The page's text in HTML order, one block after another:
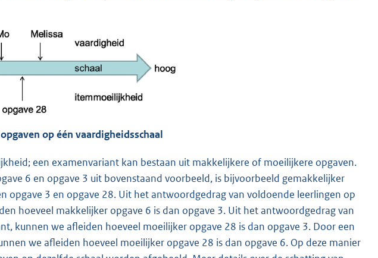
op één vaardigheidsschaal
een examenvariant kan bestaan uit makkelijkere of moeilijkere opgaven.
6 en opgave 3 uit bovenstaand voorbeeld, is bijvoorbeeld gemakkelijker
opgave 3 en opgave 28. Uit het antwoordgedrag van voldoende leerlingen op
hoeveel makkelijker opgave 6 is dan opgave 3. Uit het antwoordgedrag van
kunnen we afleiden hoeveel moeilijker opgave 28 is dan opgave 3. Door een
we afleiden hoeveel moeilijker opgave 28 is dan opgave 6. Op deze manier